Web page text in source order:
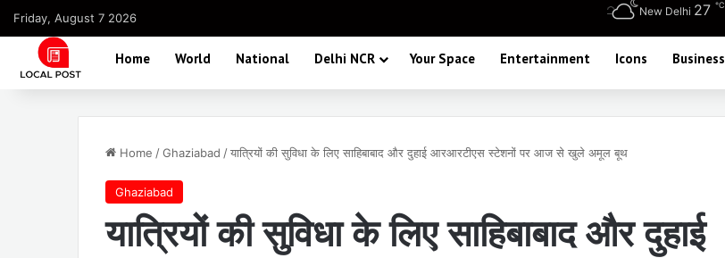
Friday, August 7 2026 New Delhi 27 ℃
Home World National Delhi NCR Your Space Entertainment Icons Business
Home /Ghaziabad /यात्रियों की सुविधा के लिए साहिबाबाद और दुहाई आरआरटीएस स्टेशनों पर आज से खुले अमूल बूथ
Ghaziabad
यात्रियों की सुविधा के लिए साहिबाबाद और दुहाई